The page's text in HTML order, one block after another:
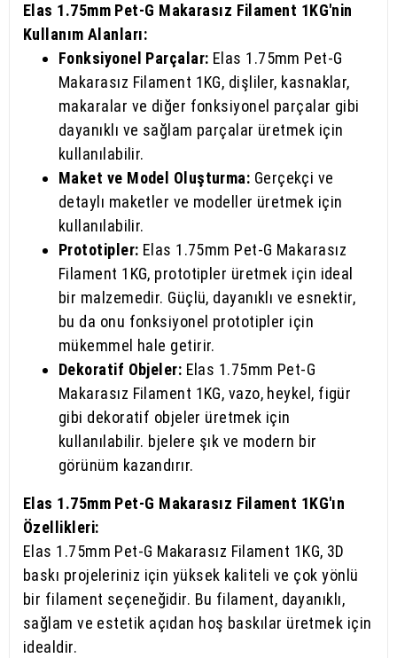
Elas 1.75mm Pet-G Makarasız Filament 1KG'nin
Kullanım Alanları:
Fonksiyonel Parçalar: Elas 1.75mm Pet-G
Makarasız Filament 1KG, dişliler, kasnaklar,
makaralar ve diğer fonksiyonel parçalar gibi
dayanıklı ve sağlam parçalar üretmek için
kullanılabilir.
Maket ve Model Oluşturma: Gerçekçi ve
detaylı maketler ve modeller üretmek için
kullanılabilir.
Prototipler: Elas 1.75mm Pet-G Makarasız
Filament 1KG, prototipler üretmek için ideal
bir malzemedir. Güçlü, dayanıklı ve esnektir,
bu da onu fonksiyonel prototipler için
mükemmel hale getirir.
Dekoratif Objeler: Elas 1.75mm Pet-G
Makarasız Filament 1KG, vazo, heykel, figür
gibi dekoratif objeler üretmek için
kullanılabilir. bjelere şık ve modern bir
görünüm kazandırır.
Elas 1.75mm Pet-G Makarasız Filament 1KG'ın
Özellikleri:
Elas 1.75mm Pet-G Makarasız Filament 1KG, 3D
baskı projeleriniz için yüksek kaliteli ve çok yönlü
bir filament seçeneğidir. Bu filament, dayanıklı,
sağlam ve estetik açıdan hoş baskılar üretmek için
idealdir.